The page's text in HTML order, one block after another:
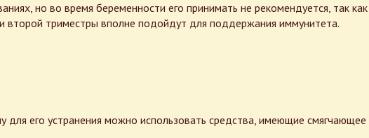
но во время беременности его принимать не рекомендуется, так
триместры вполне подойдут для поддержания иммунитета.
для его устранения можно использовать средства, имеющие